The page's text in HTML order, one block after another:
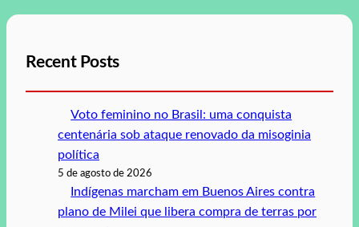
Recent Posts
Voto feminino no Brasil: uma conquista
centenária sob ataque renovado da misoginia
política
5 de agosto de 2026
Indígenas marcham em Buenos Aires contra
plano de Milei que libera compra de terras por